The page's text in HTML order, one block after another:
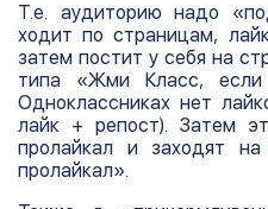
Т.е. аудиторию надо
ходит по страницам,
затем постит у себя на
типа «Жми Класс,
Одноклассниках нет
лайк + репост). Затем
пролайкал и заходят
пролайкал».